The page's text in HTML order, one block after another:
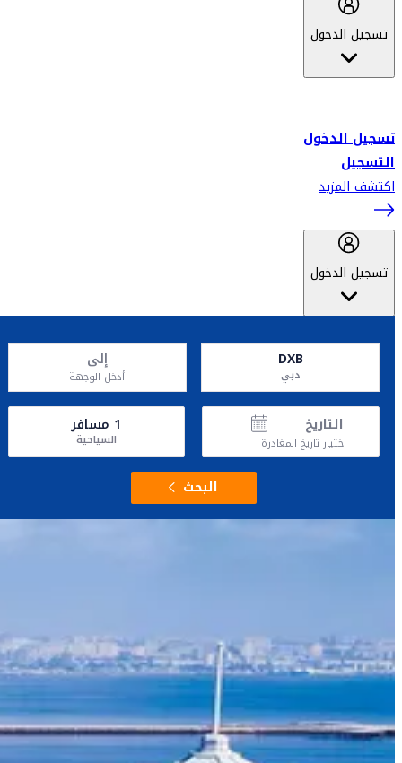
تسجيل الدخول
تسجيل الدخول
التسجيل
اكتشف المزيد
تسجيل الدخول
DXB
دبي
إلى
أدخل الوجهة
التاريخ
اختيار تاريخ المغادرة
1 مسافر
السياحية
البحث